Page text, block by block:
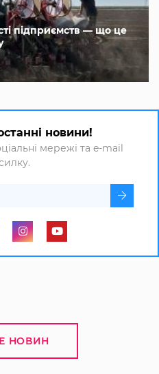
підприємств — що це
новини!
мережі та e-mail
НОВИН